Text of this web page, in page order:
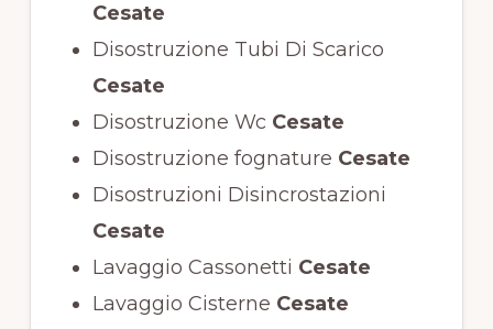
Cesate
Disostruzione Tubi Di Scarico
Cesate
Disostruzione Wc Cesate
Disostruzione fognature Cesate
Disostruzioni Disincrostazioni
Cesate
Lavaggio Cassonetti Cesate
Lavaggio Cisterne Cesate